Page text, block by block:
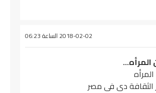
2018-02-02 الساعة 06:23
المرأه…
الثقافة دى فى مصر